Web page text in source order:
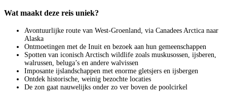
Wat maakt deze reis uniek?
Avontuurlijke route van West-Groenland, via Canadees Arctica naar
Alaska
Ontmoetingen met de Inuit en bezoek aan hun gemeenschappen
Spotten van iconisch Arctisch wildlife zoals muskusossen, ijsberen,
walrussen, beluga’s en andere walvissen
Imposante ijslandschappen met enorme gletsjers en ijsbergen
Ontdek historische, weinig bezochte locaties
De zon gaat nauwelijks onder zo ver boven de poolcirkel